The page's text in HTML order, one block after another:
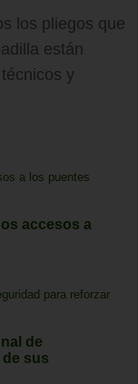
los pliegos que
están
y
accesos a
de
sus